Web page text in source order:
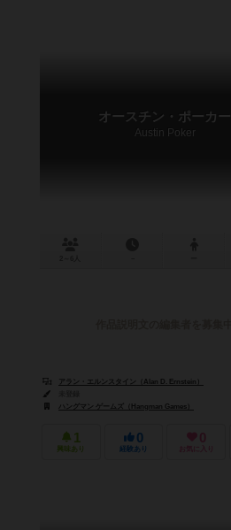
オースチン・ポーカー
Austin Poker
アラン・エルンスタイン（Alan D. Ernstein）
ハングマン ゲームズ（Hangman Games）
1
興味あり
0
経験あり
0
お気に入り